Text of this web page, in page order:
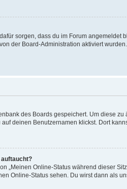
sorgen, dass du im Forum angemeldet
der Board-Administration aktiviert
des Boards gespeichert. Um diese zu
deinen Benutzernamen klickst. Dort
auftaucht?
„Meinen Online-Status während dieser
Online-Status sehen. Du wirst dann als